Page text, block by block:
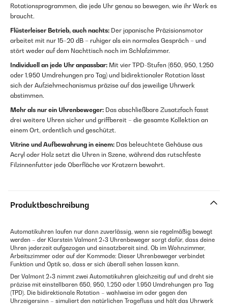
Rotationsprogrammen, die jede Uhr genau so bewegen, wie ihr Werk es
braucht.
Flüsterleiser Betrieb, auch nachts: Der japanische Präzisionsmotor
arbeitet mit nur 15–20 dB – ruhiger als ein normales Gespräch – und
stört weder auf dem Nachttisch noch im Schlafzimmer.
Individuell an jede Uhr anpassbar: Mit vier TPD-Stufen (650, 950, 1.250
oder 1.950 Umdrehungen pro Tag) und bidirektionaler Rotation lässt
sich der Aufziehmechanismus präzise auf das jeweilige Uhrwerk
abstimmen.
Mehr als nur ein Uhrenbeweger: Das abschließbare Zusatzfach fasst
drei weitere Uhren sicher und griffbereit – die gesamte Kollektion an
einem Ort, ordentlich und geschützt.
Vitrine und Aufbewahrung in einem: Das beleuchtete Gehäuse aus
Acryl oder Holz setzt die Uhren in Szene, während das rutschfeste
Filzinnenfutter jede Oberfläche vor Kratzern bewahrt.
Produktbeschreibung
Automatikuhren laufen nur dann zuverlässig, wenn sie regelmäßig bewegt
werden – der Klarstein Valmont 2+3 Uhrenbeweger sorgt dafür, dass deine
Uhren jederzeit aufgezogen und einsatzbereit sind. Ob im Wohnzimmer,
Arbeitszimmer oder auf der Kommode: Dieser Uhrenbeweger verbindet
Funktion und Optik so, dass er sich überall sehen lassen kann.
Der Valmont 2+3 nimmt zwei Automatikuhren gleichzeitig auf und dreht sie
präzise mit einstellbaren 650, 950, 1.250 oder 1.950 Umdrehungen pro Tag
(TPD). Die bidirektionale Rotation – wahlweise im oder gegen den
Uhrzeigersinn – simuliert den natürlichen Tragefluss und hält das Uhrwerk